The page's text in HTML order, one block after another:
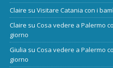
Claire su Visitare Catania con i
Claire su Cosa vedere a Palermo
giorno
Giulia su Cosa vedere a Palermo
giorno